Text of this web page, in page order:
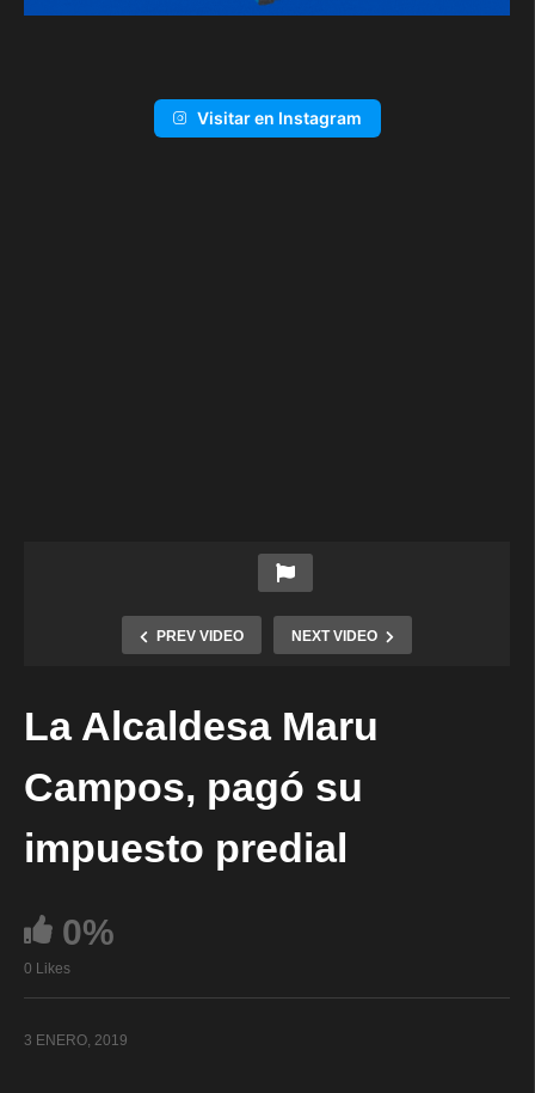
Visitar en Instagram
PREV VIDEO NEXT VIDEO
La Alcaldesa Maru
Campos, pagó su
impuesto predial
0%
0 Likes
3 ENERO, 2019